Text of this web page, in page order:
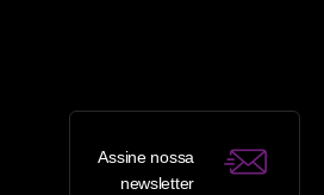
Assine nossa
newsletter